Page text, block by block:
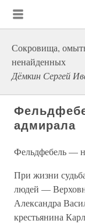
Сокровища,
ненайденных
Дёмкин Сергей
адмирала
Фельдфебель —
При жизни
людей —
Александра
крестьянина